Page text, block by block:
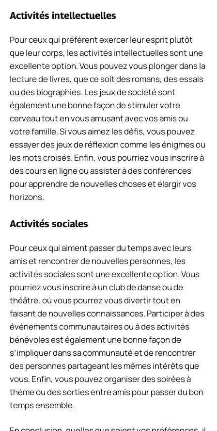
Activités intellectuelles
Pour ceux qui préfèrent exercer leur esprit plutôt
que leur corps, les activités intellectuelles sont une
excellente option. Vous pouvez vous plonger dans la
lecture de livres, que ce soit des romans, des essais
ou des biographies. Les jeux de société sont
également une bonne façon de stimuler votre
cerveau tout en vous amusant avec vos amis ou
votre famille. Si vous aimez les défis, vous pouvez
essayer des jeux de réflexion comme les énigmes ou
les mots croisés. Enfin, vous pourriez vous inscrire à
des cours en ligne ou assister à des conférences
pour apprendre de nouvelles choses et élargir vos
horizons.
Activités sociales
Pour ceux qui aiment passer du temps avec leurs
amis et rencontrer de nouvelles personnes, les
activités sociales sont une excellente option. Vous
pourriez vous inscrire à un club de danse ou de
théâtre, où vous pourrez vous divertir tout en
faisant de nouvelles connaissances. Participer à des
événements communautaires ou à des activités
bénévoles est également une bonne façon de
s’impliquer dans sa communauté et de rencontrer
des personnes partageant les mêmes intérêts que
vous. Enfin, vous pouvez organiser des soirées à
thème ou des sorties entre amis pour passer du bon
temps ensemble.